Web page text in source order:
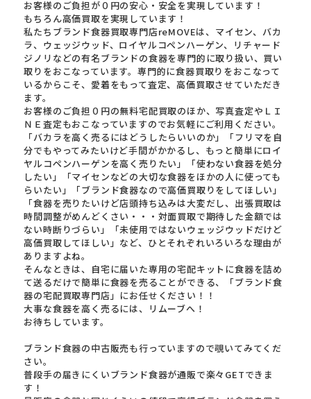
お客様のご負担が０円の安心・安全を実現しています！
もちろん高価買取を実現しています！
私たちブランド食器買取専門店reMOVEは、マイセン、バカ
ラ、ウェッジウッド、ロイヤルコペンハーゲン、リチャード
ジノリなどの有名ブランドの食器を専門的に取り扱い、買い
取りをおこなっています。専門的に食器買取りをおこなって
いるからこそ、愛着をもって査定、高価買取させていただき
ます。
お客様のご負担０円の無料宅配買取のほか、写真査定やＬＩ
ＮＥ査定もおこなっていますのでお気軽にご利用ください。
「バカラを高く売るにはどうしたらいいのか」「フリマを自
分でもやってみたいけど手間がかかるし、もっと簡単にロイ
ヤルコペンハーゲンを高く売りたい」「使わない食器を処分
したい」「マイセンなどの大切な食器をほかの人に使っても
らいたい」「ブランド食器なので高価買取りをしてほしい」
「食器を売りたいけど店頭持ち込みは大変だし、出張買取は
時間調整がめんどくさい・・・対面買取で期待した金額では
ない時断りづらい」「未使用ではないウェッジウッドだけど
高価買取してほしい」など、ひとそれぞれいろいろな理由が
ありますよね。
そんなときは、自宅に届いた専用の宅配キットに食器を詰め
て送るだけで簡単に食器を売ることができる、「ブランド食
器の宅配買取専門店」にお任せください！！
大事な食器を高く売るには、リムーブへ！
お待ちしています。
ブランド食器の中古販売も行っていますので覗いてみてくだ
さい。
普段手の届きにくいブランド食器が通販で楽々GETできま
す！